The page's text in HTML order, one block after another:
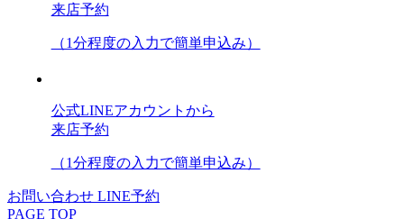
来店予約
（1分程度の入力で簡単申込み）
公式LINEアカウントから
来店予約
（1分程度の入力で簡単申込み）
お問い合わせ LINE予約
PAGE TOP